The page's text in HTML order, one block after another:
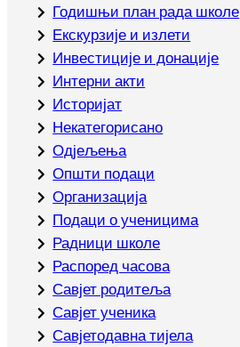
Годишњи план рада школе
Екскурзије и излети
Инвестиције и донације
Интерни акти
Историјат
Некатегорисано
Одјељења
Општи подаци
Организација
Подаци о ученицима
Радници школе
Распоред часова
Савјет родитеља
Савјет ученика
Савјетодавна тијела